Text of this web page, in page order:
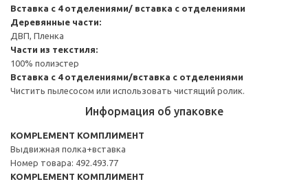
Вставка с 4 отделениями/ вставка с отделениями
Деревянные части:
ДВП, Пленка
Части из текстиля:
100% полиэстер
Вставка с 4 отделениями/вставка с отделениями
Чистить пылесосом или использовать чистящий ролик.
Информация об упаковке
KOMPLEMENT КОМПЛИМЕНТ
Выдвижная полка+вставка
Номер товара: 492.493.77
KOMPLEMENT КОМПЛИМЕНТ